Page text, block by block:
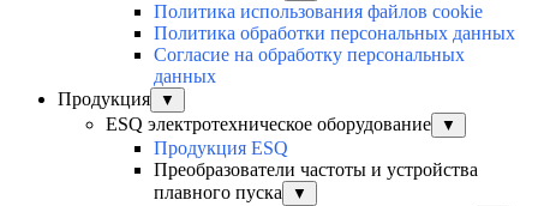
Политика использования файлов cookie
Политика обработки персональных данных
Согласие на обработку персональных
данных
Продукция
▼
ESQ электротехническое оборудование ▼
Продукция ESQ
Преобразователи частоты и устройства
плавного пуска
▼